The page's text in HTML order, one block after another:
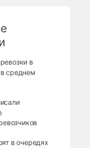
в
среднем
в очередях